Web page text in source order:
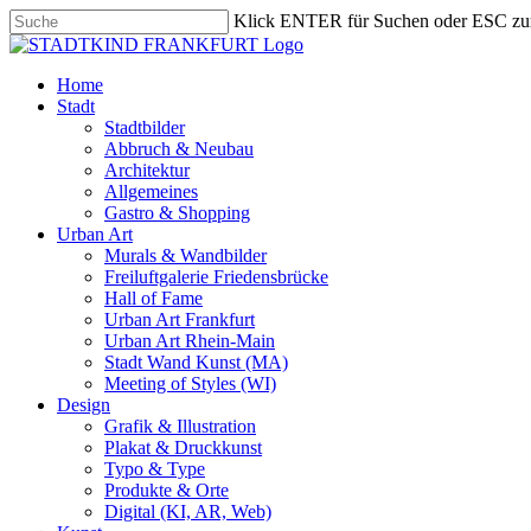
Skip
to
content
Klick ENTER für Suchen oder ESC
Close
search
Menu
Home
Stadt
Stadtbilder
Abbruch & Neubau
Architektur
Allgemeines
Gastro & Shopping
Urban Art
Murals & Wandbilder
Freiluftgalerie Friedensbrücke
Hall of Fame
Urban Art Frankfurt
Urban Art Rhein-Main
Stadt Wand Kunst (MA)
Meeting of Styles (WI)
Design
Grafik & Illustration
Plakat & Druckkunst
Typo & Type
Produkte & Orte
Digital (KI, AR, Web)